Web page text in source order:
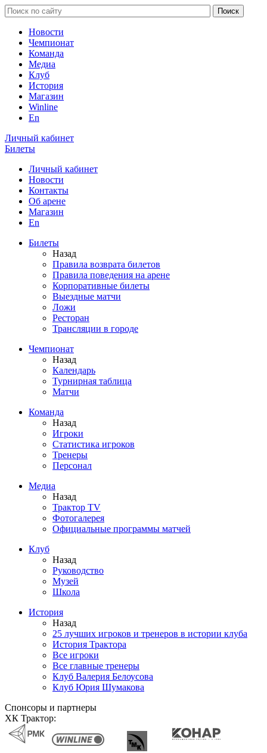
Новости
Чемпионат
Команда
Медиа
Клуб
История
Магазин
Winline
En
Личный кабинет
Билеты
Личный кабинет
Новости
Контакты
Об арене
Магазин
En
Билеты
Назад
Правила возврата билетов
Правила поведения на арене
Корпоративные билеты
Выездные матчи
Ложи
Ресторан
Трансляции в городе
Чемпионат
Назад
Календарь
Турнирная таблица
Матчи
Команда
Назад
Игроки
Статистика игроков
Тренеры
Персонал
Медиа
Назад
Трактор TV
Фотогалерея
Официальные программы матчей
Клуб
Назад
Руководство
Музей
Школа
История
Назад
25 лучших игроков и тренеров в истории клуба
История Трактора
Все игроки
Все главные тренеры
Клуб Валерия Белоусова
Клуб Юрия Шумакова
Спонсоры и партнеры
ХК Трактор: